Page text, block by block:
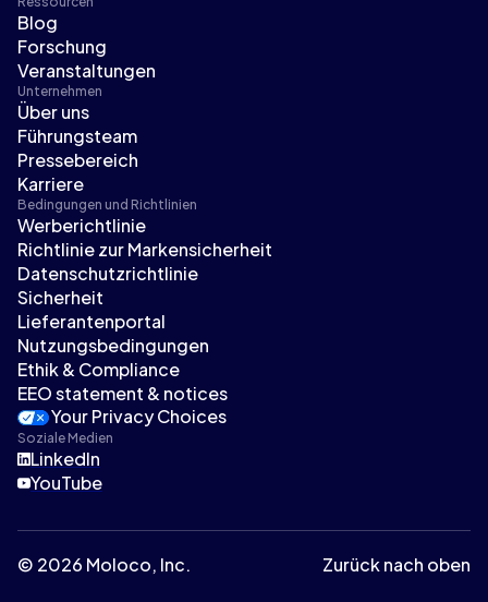
Blog
Forschung
Veranstaltungen
Unternehmen
Über uns
Führungsteam
Pressebereich
Karriere
Bedingungen und Richtlinien
Werberichtlinie
Richtlinie zur Markensicherheit
Datenschutzrichtlinie
Sicherheit
Lieferantenportal
Nutzungsbedingungen
Ethik & Compliance
EEO statement & notices
Your Privacy Choices
Soziale Medien
LinkedIn
YouTube
© 2026 Moloco, Inc. Zurück nach oben